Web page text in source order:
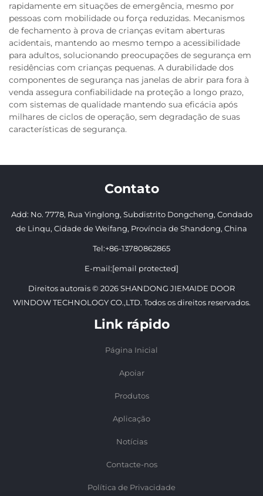
rapidamente em situações de emergência, mesmo por
pessoas com mobilidade ou força reduzidas. Mecanismos
de fechamento à prova de crianças evitam aberturas
acidentais, mantendo ao mesmo tempo a acessibilidade
para adultos, solucionando preocupações de segurança em
residências com crianças pequenas. A durabilidade dos
componentes de segurança nas janelas de abrir para fora à
venda assegura confiabilidade na proteção a longo prazo,
com sistemas de qualidade mantendo sua eficácia após
milhares de ciclos de operação, sem degradação de suas
características de segurança.
Contato
Add: No. 7778, Rua Yinglong, Subdistrito Dongcheng, Condado
de Linqu, Cidade de Weifang, Província de Shandong, China
Tel:+86-13780862865
E-mail:[email protected]
Direitos autorais © 2026 SHANDONG JIEMAIDE DOOR
WINDOW TECHNOLOGY CO.,LTD. Todos os direitos reservados.
Link rápido
Página Inicial
Apoiar
Produtos
Aplicação
Notícias
Contacte-nos
Política de Privacidade